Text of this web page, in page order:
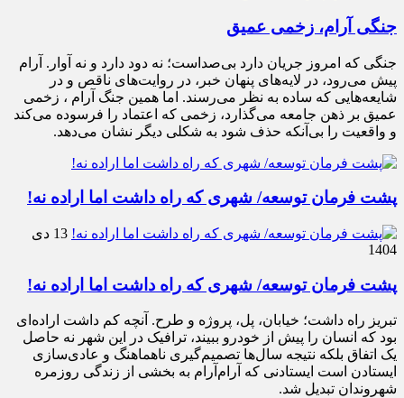
جنگی آرام، زخمی عمیق
جنگی که امروز جریان دارد بی‌صداست؛ نه دود دارد و نه آوار. آرام
پیش می‌رود، در لایه‌های پنهان خبر، در روایت‌های ناقص و در
شایعه‌هایی که ساده به نظر می‌رسند. اما همین جنگ آرام ، زخمی
عمیق بر ذهن جامعه می‌گذارد، زخمی که اعتماد را فرسوده می‌کند
و واقعیت را بی‌آنکه حذف شود به شکلی دیگر نشان می‌دهد.
پشت فرمان توسعه/ شهری که راه داشت اما اراده نه!
13 دی
1404
پشت فرمان توسعه/ شهری که راه داشت اما اراده نه!
تبریز راه داشت؛ خیابان، پل، پروژه و طرح. آنچه کم داشت اراده‌ای
بود که انسان را پیش از خودرو ببیند، ترافیک در این شهر نه حاصل
یک اتفاق بلکه نتیجه سال‌ها تصمیم‌گیری ناهماهنگ و عادی‌سازی
ایستادن است ایستادنی که آرام‌آرام به بخشی از زندگی روزمره
شهروندان تبدیل شد.